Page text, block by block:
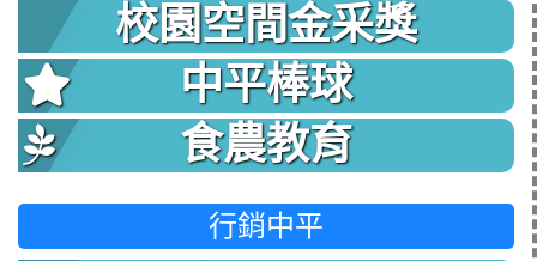
校園空間金采獎
中平棒球
食農教育
行銷中平